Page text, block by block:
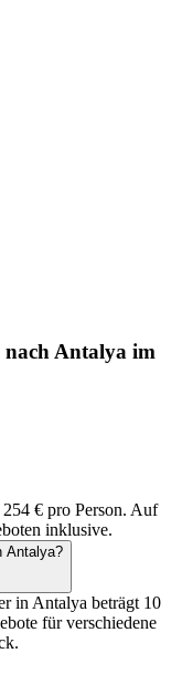
nach Antalya im
€ pro Person. Auf
inklusive.
Antalya?
in Antalya beträgt 10
für verschiedene